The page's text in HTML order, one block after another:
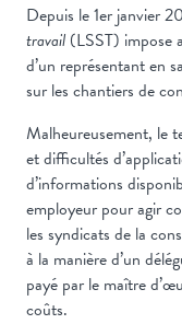
Depuis le 1er janvier
travail (LSST) impose
d’un représentant en
sur les chantiers de
Malheureusement, le
et difficultés
d’informations
employeur pour agir
les syndicats de la
à la manière d’un
payé par le maître
coûts.